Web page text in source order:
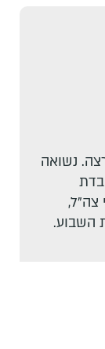
נשואה
צה"ל,
השבוע.